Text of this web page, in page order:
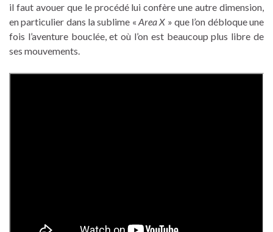
il faut avouer que le procédé lui confère une autre dimension,
en particulier dans la sublime « Area X » que l’on débloque une
fois l’aventure bouclée, et où l’on est beaucoup plus libre de
ses mouvements.